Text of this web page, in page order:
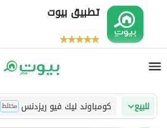
تطبيق بيوت
للبيع كومباوند ليك فيو ريزدنس مختلط